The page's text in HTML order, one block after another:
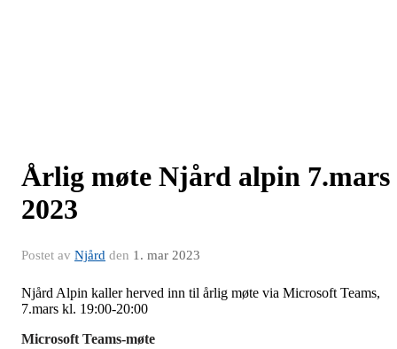
Årlig møte Njård alpin 7.mars
2023
Postet av Njård den 1. mar 2023
Njård Alpin kaller herved inn til årlig møte via Microsoft Teams,
7.mars kl. 19:00-20:00
Microsoft Teams-møte